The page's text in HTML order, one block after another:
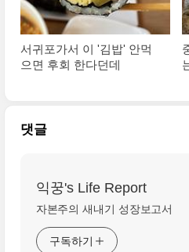
서귀포가서 이 '김밥' 안먹
으면 후회 한다던데
댓글
익꿍's Life Report
자본주의 새내기 성장보고서
구독하기